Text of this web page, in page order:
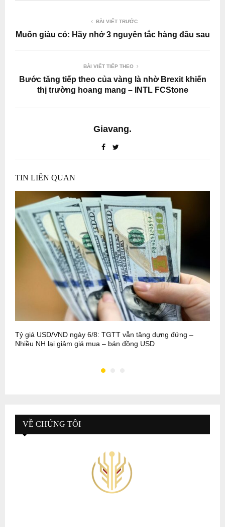
BÀI VIẾT TRƯỚC
Muốn giàu có: Hãy nhớ 3 nguyên tắc hàng đầu sau
BÀI VIẾT TIẾP THEO
Bước tăng tiếp theo của vàng là nhờ Brexit khiến
thị trường hoang mang – INTL FCStone
Giavang.
TIN LIÊN QUAN
Tỷ giá USD/VND ngày 6/8: TGTT vẫn tăng dựng đứng –
Nhiều NH lại giảm giá mua – bán đồng USD
VỀ CHÚNG TÔI